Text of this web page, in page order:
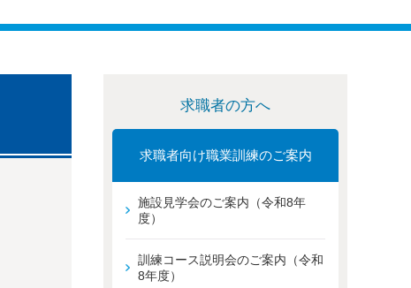
求職者の方へ
求職者向け職業訓練のご案内
施設見学会のご案内（令和8年
度）
訓練コース説明会のご案内（令和
8年度）